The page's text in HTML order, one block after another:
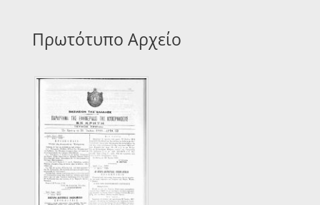
Πρωτότυπο Αρχείο